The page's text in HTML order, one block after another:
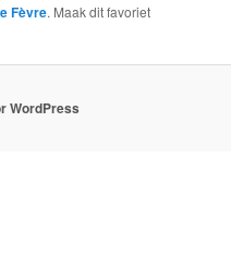
Fèvre. Maak dit favoriet
WordPress